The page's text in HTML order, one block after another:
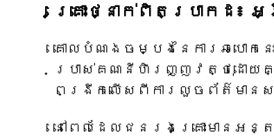
គ្រោះថ្នាក់ពិតប្រាកដ៖
គោលបំណងចម្បងនៃការឆបោក
ប្រាស់គណនីហិរញ្ញវត្ថុដោយគ្មា
ពង្រីកលើសពីការលួចព័ត៌មានស
នៅពេលដែលជនរងគ្រោះមានអន្